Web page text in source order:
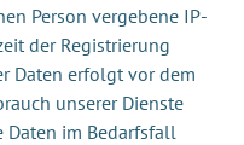
Person vergebene IP-
der Registrierung
Daten erfolgt vor dem
unserer Dienste
im Bedarfsfall